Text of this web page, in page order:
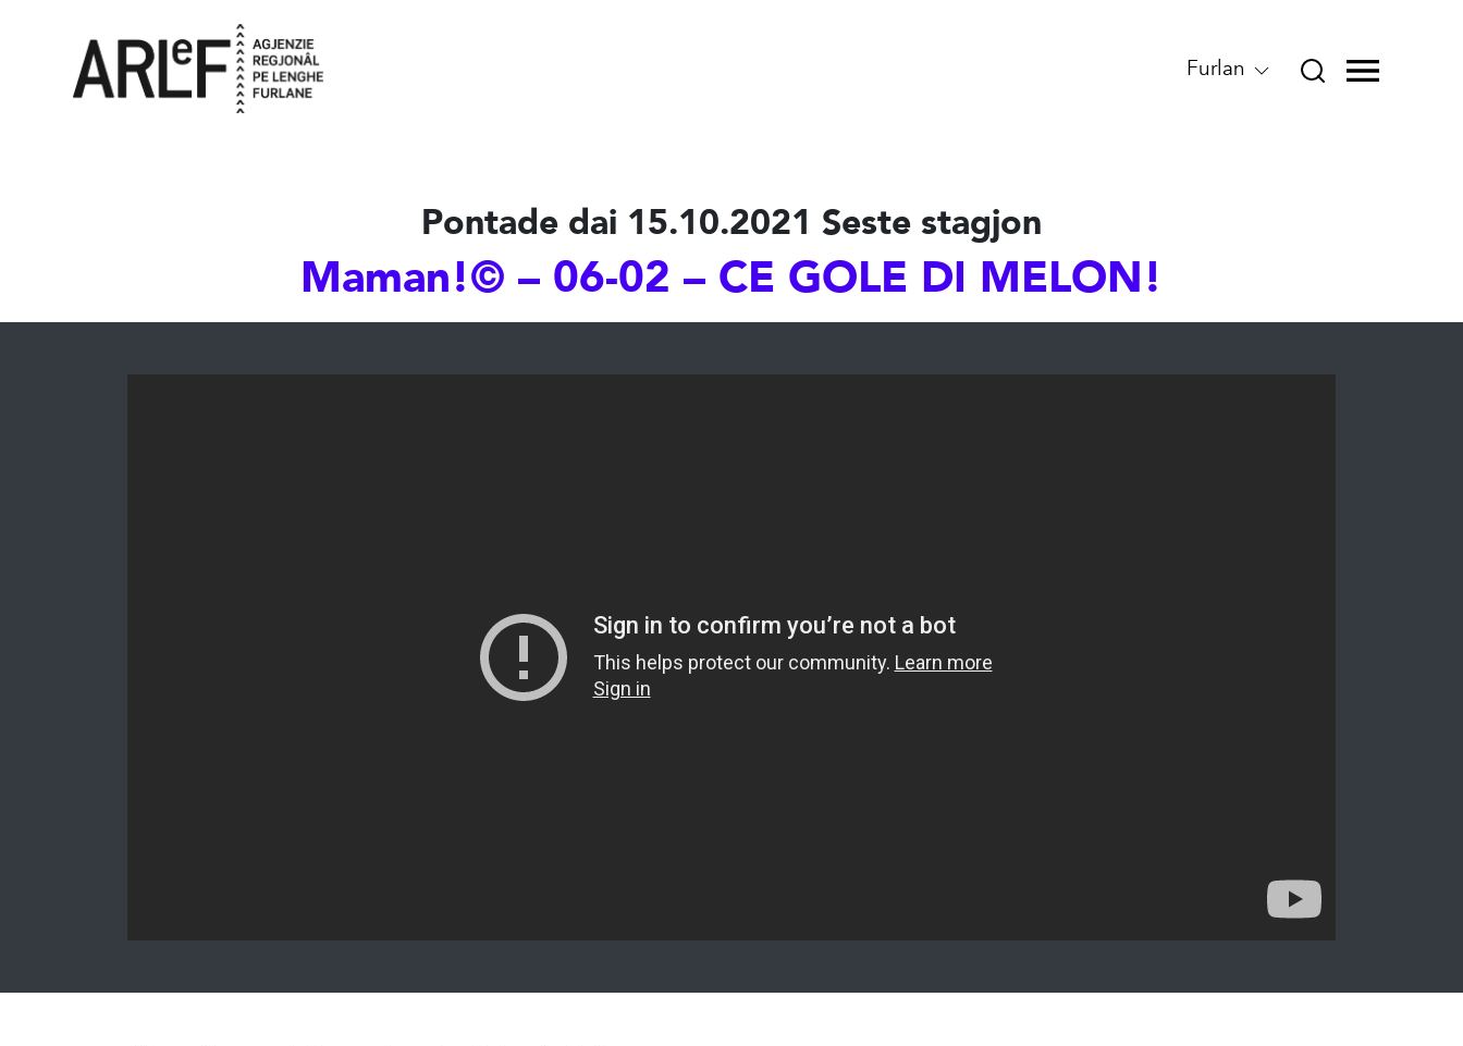
Furlan
Pontade dai 15.10.2021 Seste stagjon
Maman!© – 06-02 – CE GOLE DI MELON!